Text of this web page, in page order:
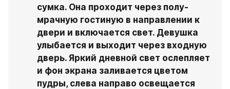
сумка. Она проходит через полу-
мрачную гостиную в направлении к
двери и включается свет. Девушка
улыбается и выходит через входную
дверь. Яркий дневной свет ослепляет
и фон экрана заливается цветом
пудры, слева направо освещается